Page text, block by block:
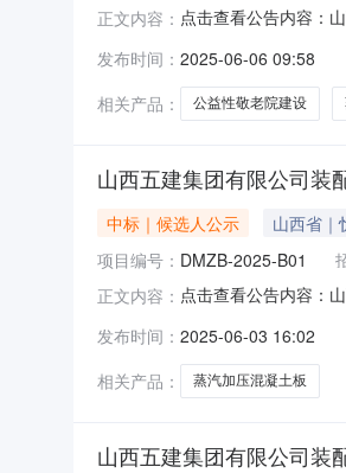
正文内容： 点击查看公告内容：
西五建集团有限公司
信息成交供应商
发布时间： 2025-06-06 09:58
相关产品：
公益性敬老院建设
山西五建集团有限公司装
中标｜候选人公示 山西省｜
项目编号： DMZB-2025-B01
正文内容： 点击查看公告内容：
2025年6月5日山西大
混凝土板（A
发布时间： 2025-06-03 16:02
相关产品：
蒸汽加压混凝土板
山西五建集团有限公司装